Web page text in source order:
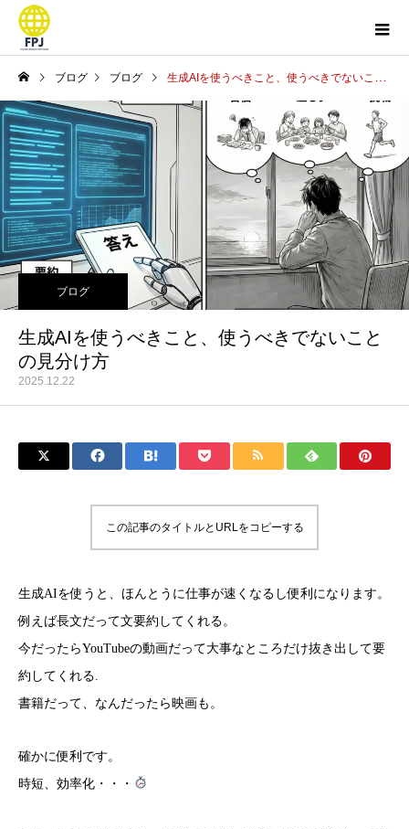
ブログ ブログ 生成AIを使うべきこと、使うべきでないことの見分け方
ブログ
生成AIを使うべきこと、使うべきでないこと
の見分け方
2025.12.22
この記事のタイトルとURLをコピーする
生成AIを使うと、ほんとうに仕事が速くなるし便利になります。
例えば長文だって文要約してくれる。
今だったらYouTubeの動画だって大事なところだけ抜き出して要
約してくれる.
書籍だって、なんだったら映画も。
確かに便利です。
時短、効率化・・・